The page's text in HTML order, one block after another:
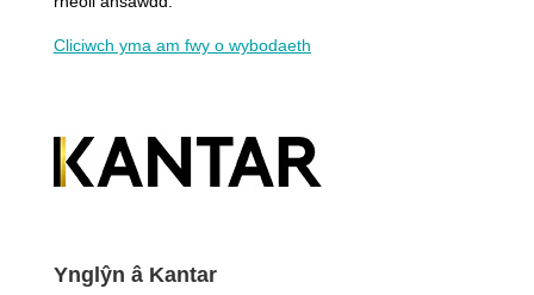
Cliciwch yma am fwy o wybodaeth
Ynglŷn â Kantar